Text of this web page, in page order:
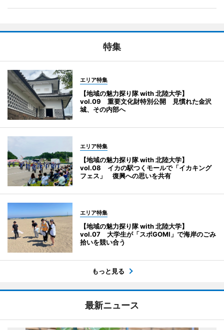
特集
エリア特集
【地域の魅力探り隊 with 北陸大学】
vol.09 重要文化財特別公開 見慣れた金沢
城、その内部へ
エリア特集
【地域の魅力探り隊 with 北陸大学】
vol.08 イカの駅つくモールで「イカキング
フェス」 復興への思いを共有
エリア特集
【地域の魅力探り隊 with 北陸大学】
vol.07 大学生が「スポGOMI」で海岸のごみ
拾いを競い合う
もっと見る
最新ニュース